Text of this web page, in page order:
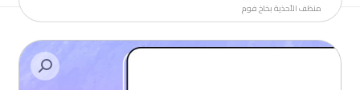
منظف الأحذية بخاخ فوم